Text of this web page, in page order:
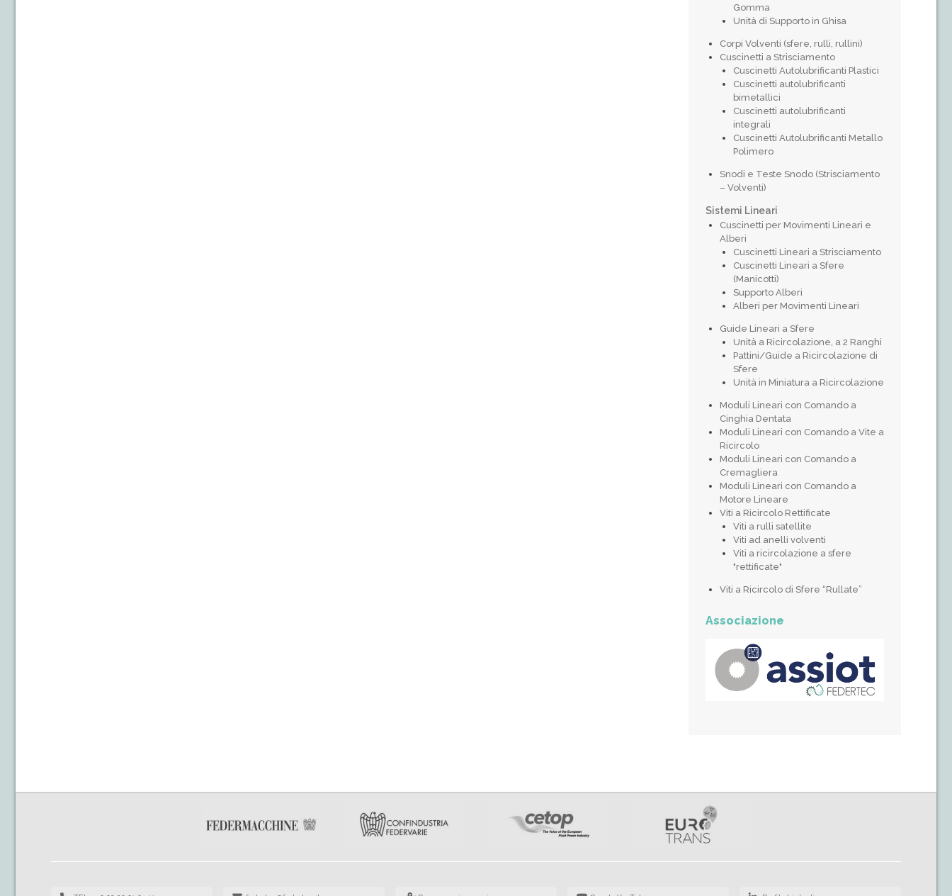
Gomma
Unità di Supporto in Ghisa
Corpi Volventi (sfere, rulli, rullini)
Cuscinetti a Strisciamento
Cuscinetti Autolubrificanti Plastici
Cuscinetti autolubrificanti
bimetallici
Cuscinetti autolubrificanti
integrali
Cuscinetti Autolubrificanti Metallo
Polimero
Snodi e Teste Snodo (Strisciamento
– Volventi)
Sistemi Lineari
Cuscinetti per Movimenti Lineari e
Alberi
Cuscinetti Lineari a Strisciamento
Cuscinetti Lineari a Sfere
(Manicotti)
Supporto Alberi
Alberi per Movimenti Lineari
Guide Lineari a Sfere
Unità a Ricircolazione, a 2 Ranghi
Pattini/Guide a Ricircolazione di
Sfere
Unità in Miniatura a Ricircolazione
Moduli Lineari con Comando a
Cinghia Dentata
Moduli Lineari con Comando a Vite a
Ricircolo
Moduli Lineari con Comando a
Cremagliera
Moduli Lineari con Comando a
Motore Lineare
Viti a Ricircolo Rettificate
Viti a rulli satellite
Viti ad anelli volventi
Viti a ricircolazione a sfere
"rettificate"
Viti a Ricircolo di Sfere “Rullate”
Associazione